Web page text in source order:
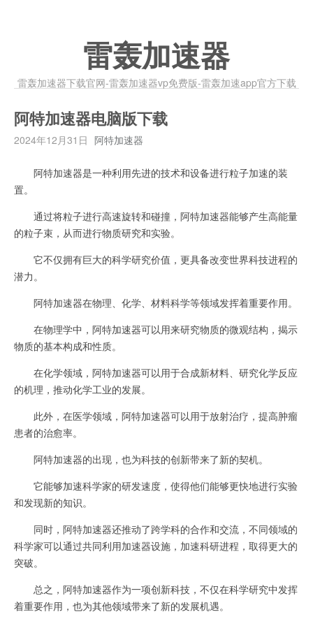
雷轰加速器
雷轰加速器下载官网-雷轰加速器vp免费版-雷轰加速app官方下载
阿特加速器电脑版下载
2024年12月31日 阿特加速器
阿特加速器是一种利用先进的技术和设备进行粒子加速的装
置。
通过将粒子进行高速旋转和碰撞，阿特加速器能够产生高能量
的粒子束，从而进行物质研究和实验。
它不仅拥有巨大的科学研究价值，更具备改变世界科技进程的
潜力。
阿特加速器在物理、化学、材料科学等领域发挥着重要作用。
在物理学中，阿特加速器可以用来研究物质的微观结构，揭示
物质的基本构成和性质。
在化学领域，阿特加速器可以用于合成新材料、研究化学反应
的机理，推动化学工业的发展。
此外，在医学领域，阿特加速器可以用于放射治疗，提高肿瘤
患者的治愈率。
阿特加速器的出现，也为科技的创新带来了新的契机。
它能够加速科学家的研发速度，使得他们能够更快地进行实验
和发现新的知识。
同时，阿特加速器还推动了跨学科的合作和交流，不同领域的
科学家可以通过共同利用加速器设施，加速科研进程，取得更大的
突破。
总之，阿特加速器作为一项创新科技，不仅在科学研究中发挥
着重要作用，也为其他领域带来了新的发展机遇。